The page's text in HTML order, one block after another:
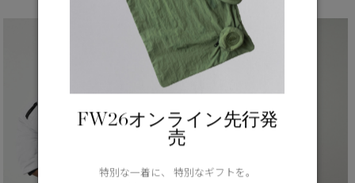
グレー系
ベージュ/ブラウン系
ホワイト系
イエロー系
ピンク系
オレンジ系
FW26オンライン先行発
売
特別な一着に、 特別なギフトを。